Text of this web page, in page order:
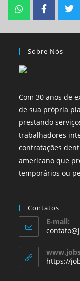
Sobre Nós
Com 30 anos de
de sua própria
prestando
trabalhadores
contratações
americano que
temporários ou
Contatos
E-mail:
https://